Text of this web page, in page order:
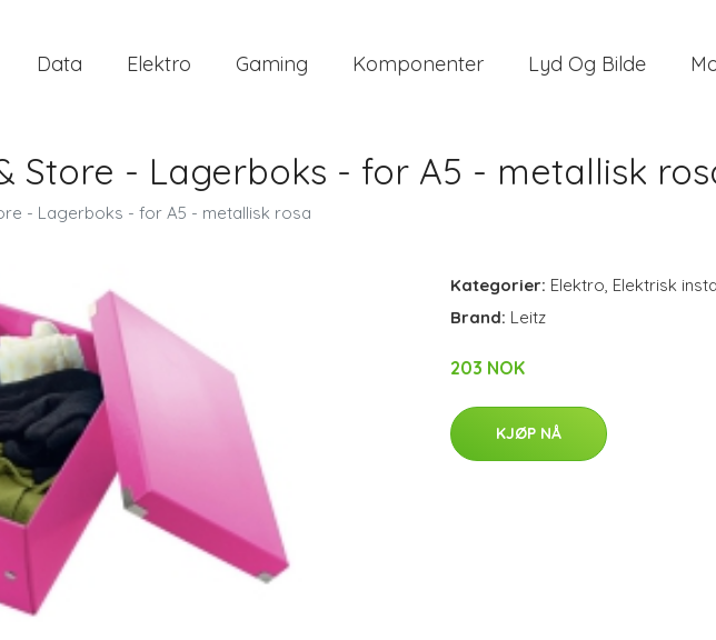
Data Elektro Gaming Komponenter Lyd Og Bilde
Store - Lagerboks - for A5 - metallisk
- Lagerboks - for A5 - metallisk rosa
Kategorier: Elektro, Elektrisk
Brand: Leitz
203 NOK
KJØP NÅ